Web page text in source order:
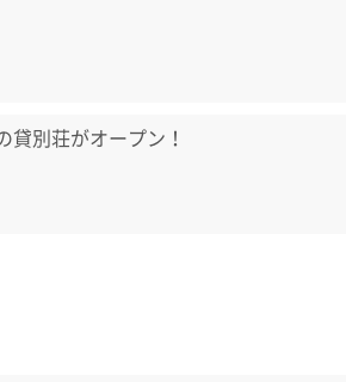
貸別荘がオープン！